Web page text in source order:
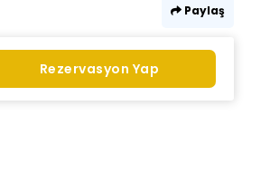
Paylaş
Rezervasyon Yap